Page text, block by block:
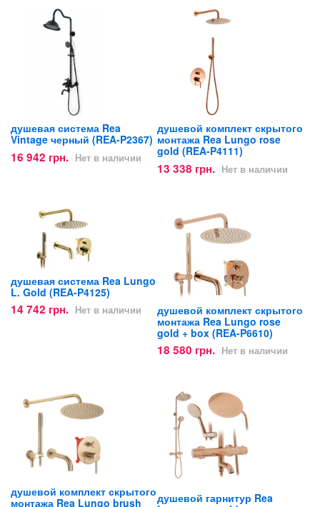
душевая система Rea
Vintage черный (REA-P2367)
16 942 грн. Нет в наличии
душевой комплект скрытого
монтажа Rea Lungo rose
gold (REA-P4111)
13 338 грн. Нет в наличии
душевая система Rea Lungo
L. Gold (REA-P4125)
14 742 грн. Нет в наличии
душевой комплект скрытого
монтажа Rea Lungo rose
gold + box (REA-P6610)
18 580 грн. Нет в наличии
душевой комплект скрытого
монтажа Rea Lungo brush
душевой гарнитур Rea